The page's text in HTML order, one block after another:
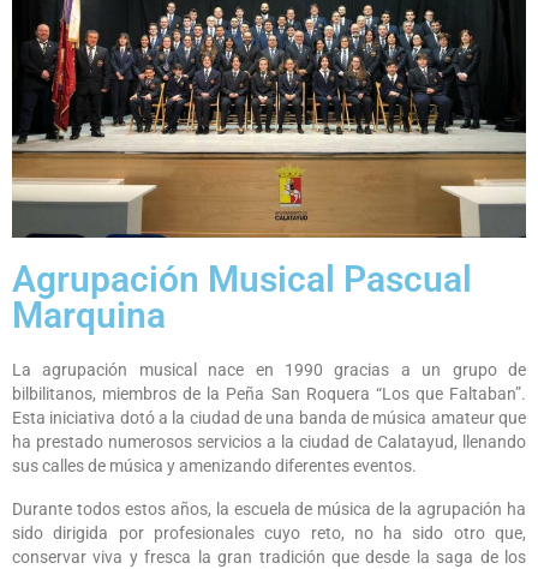
Agrupación Musical Pascual
Marquina
La agrupación musical nace en 1990 gracias a un grupo de
bilbilitanos, miembros de la Peña San Roquera “Los que Faltaban”.
Esta iniciativa dotó a la ciudad de una banda de música amateur que
ha prestado numerosos servicios a la ciudad de Calatayud, llenando
sus calles de música y amenizando diferentes eventos.
Durante todos estos años, la escuela de música de la agrupación ha
sido dirigida por profesionales cuyo reto, no ha sido otro que,
conservar viva y fresca la gran tradición que desde la saga de los